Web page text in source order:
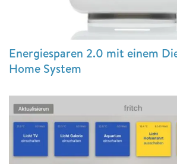
Energiesparen 2.0 mit einem
Home System